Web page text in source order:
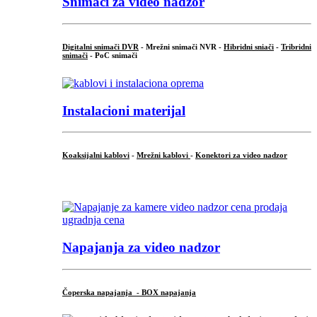
Digitalni snimači DVR - Mrežni snimači NVR - Hibridni sniači - Tribridni
snimači - PoC snimači
Instalacioni materijal
Koaksijalni kablovi - Mrežni kablovi - Konektori za video nadzor
Napajanja za video nadzor
Čoperska napajanja - BOX napajanja